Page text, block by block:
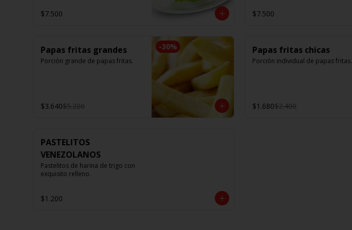
$7.500 $7.500
-30%
Papas fritas grandes
Porción grande de papas fritas.
$3.640$5.200
Papas fritas chicas
Porción individual de papas fritas.
$1.680$2.400
PASTELITOS
VENEZOLANOS
Pastelitos de harina de trigo con
exquisito relleno.
$1.200